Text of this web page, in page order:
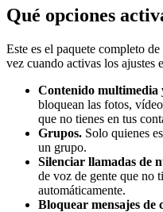
Qué opciones
Este es el paquete completo
vez cuando activas los ajustes
Contenido multimedia
bloquean las fotos,
que no tienes en tus
Grupos. Solo quienes
un grupo.
Silenciar llamadas de
de voz de gente que no
automáticamente.
Bloquear mensajes de